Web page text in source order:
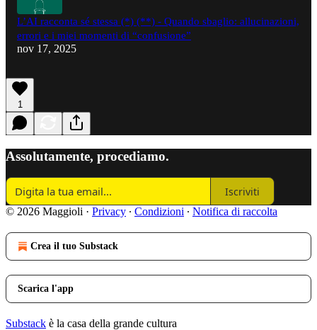
L’AI racconta sé stessa (*) (**) - Quando sbaglio: allucinazioni,
errori e i miei momenti di “confusione”
nov 17, 2025
1
Assolutamente, procediamo.
Iscriviti
© 2026 Maggioli · Privacy ∙ Condizioni ∙ Notifica di raccolta
Crea il tuo Substack
Scarica l'app
Substack è la casa della grande cultura